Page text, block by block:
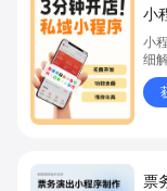
小
小
细
商
品
货
票